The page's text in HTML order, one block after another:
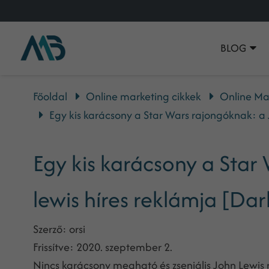
BLOG
Főoldal Online marketing cikkek
Online
Egy kis karácsony a Star Wars rajongóknak:
Egy kis karácsony a
lewis híres reklámja
Szerző: orsi
Frissítve: 2020. szeptember 2.
Nincs karácsony megható és zseniális John